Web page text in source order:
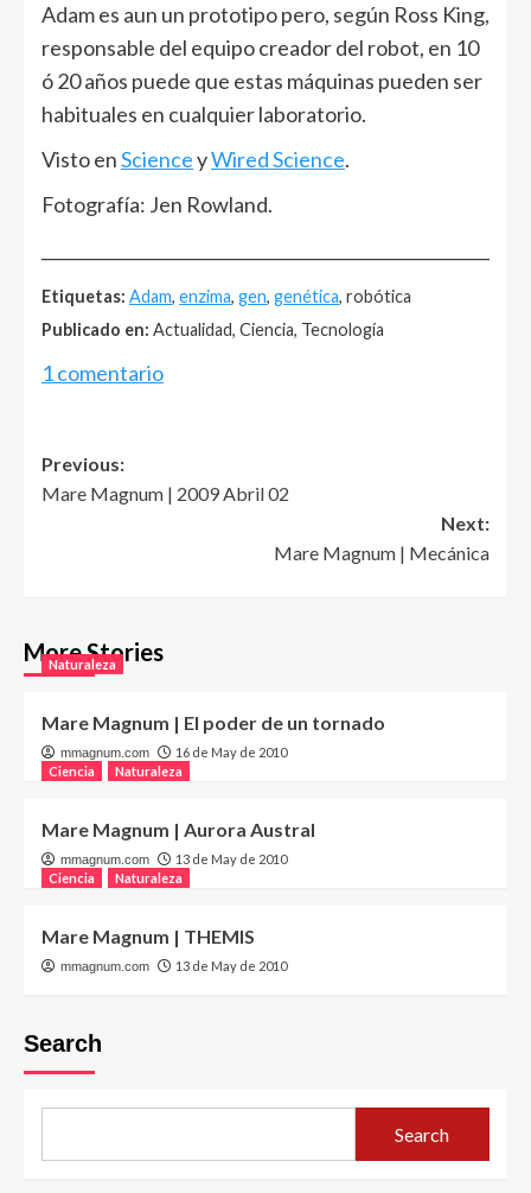
Adam es aun un prototipo pero, según Ross King,
responsable del equipo creador del robot, en 10
ó 20 años puede que estas máquinas pueden ser
habituales en cualquier laboratorio.
Visto enScienceyWired Science.
Fotografía: Jen Rowland.
Etiquetas: Adam, enzima, gen, genética, robótica
Publicado en: Actualidad, Ciencia, Tecnología
1 comentario
Post
navigation
Previous:
Mare Magnum | 2009 Abril 02
Next:
Mare Magnum | Mecánica
More Stories
Naturaleza
Mare Magnum | El poder de un tornado
mmagnum.com
16 de May de 2010
Ciencia
Naturaleza
Mare Magnum | Aurora Austral
mmagnum.com
13 de May de 2010
Ciencia
Naturaleza
Mare Magnum | THEMIS
mmagnum.com 13 de May de 2010
Search
Search